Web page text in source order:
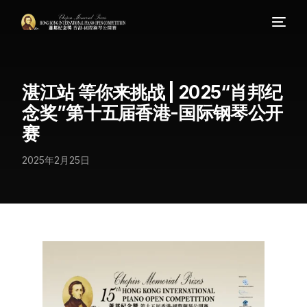
湛江站 等你来挑战 | 2025“肖邦纪
念奖”第十五届香港-国际钢琴公开
赛
2025年2月25日